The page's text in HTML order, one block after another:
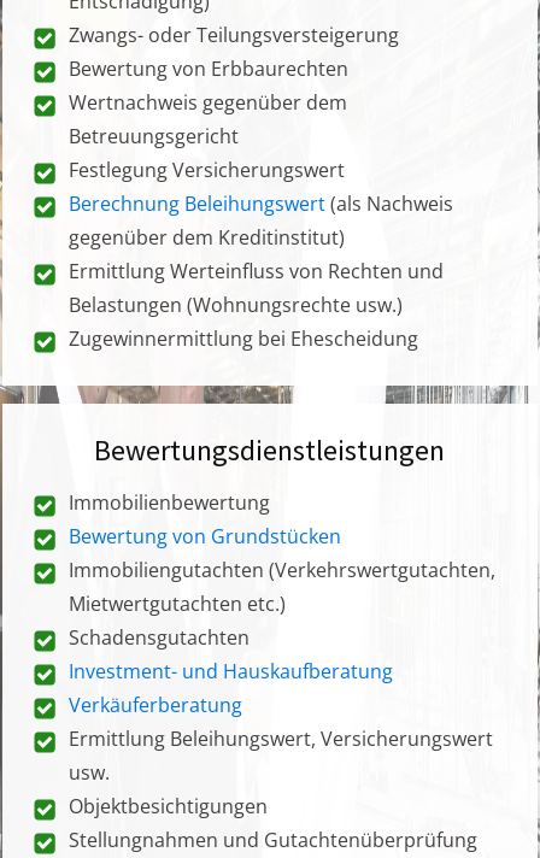
Zwangs- oder Teilungsversteigerung
Bewertung von Erbbaurechten
Wertnachweis gegenüber dem
Betreuungsgericht
Festlegung Versicherungswert
Berechnung Beleihungswert(als Nachweis
gegenüber dem Kreditinstitut)
Ermittlung Werteinfluss von Rechten und
Belastungen (Wohnungsrechte usw.)
Zugewinnermittlung bei Ehescheidung
Bewertungsdienstleistungen
Immobilienbewertung
Bewertung von Grundstücken
Immobiliengutachten (Verkehrswertgutachten,
Mietwertgutachten etc.)
Schadensgutachten
Investment- und Hauskaufberatung
Verkäuferberatung
Ermittlung Beleihungswert, Versicherungswert
usw.
Objektbesichtigungen
Stellungnahmen und Gutachtenüberprüfung